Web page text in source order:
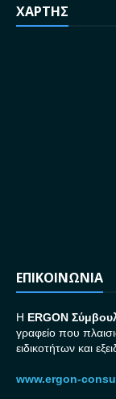
ΧΑΡΤΗΣ
ΕΠΙΚΟΙΝΩΝΙΑ
H ERGON Σ
γραφείο που
ειδικοτήτων και
www.ergon-